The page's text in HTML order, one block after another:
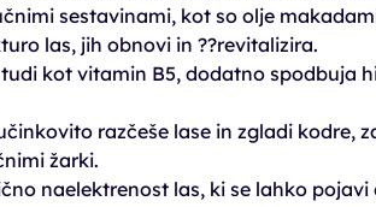
sestavinami, kot so olje
las, jih obnovi in ??revitalizira.
kot vitamin B5, dodatno spodbuja
razčeše lase in zgladi kodre,
žarki.
naelektrenost las, ki se lahko